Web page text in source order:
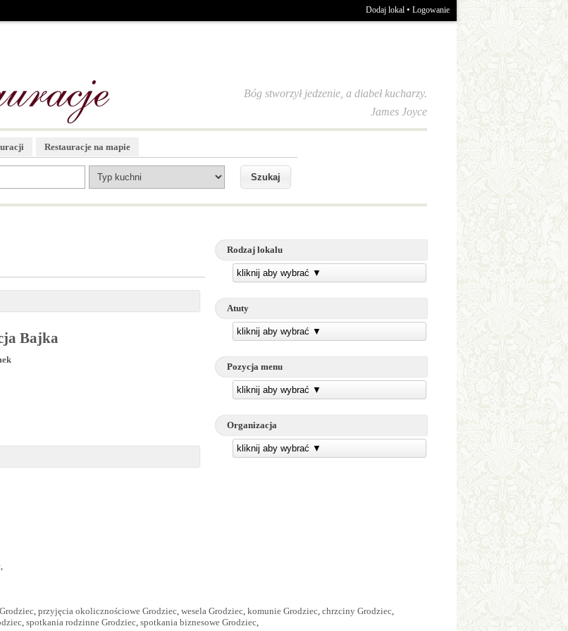
Dodaj lokal • Logowanie
Bóg stworzył jedzenie, a diabeł kucharzy.
James Joyce
Restauracje na mapie
Rodzaj lokalu
kliknij aby wybrać ▼
Atuty
kliknij aby wybrać ▼
Pozycja menu
kliknij aby wybrać ▼
Organizacja
kliknij aby wybrać ▼
Bajka
przyjęcia okolicznościowe Grodziec wesela Grodziec komunie Grodziec chrzciny Grodziec
spotkania rodzinne Grodziec spotkania biznesowe Grodziec